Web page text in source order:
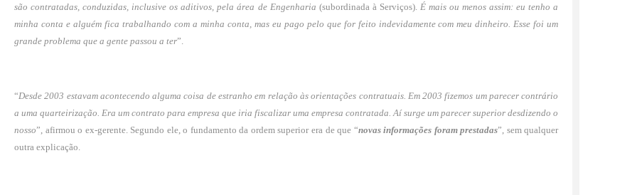
são contratadas, conduzidas, inclusive os aditivos, pela área de Engenharia (subordinada à Serviços). É mais ou menos assim: eu tenho a
minha conta e alguém fica trabalhando com a minha conta, mas eu pago pelo que for feito indevidamente com meu dinheiro. Esse foi um
grande problema que a gente passou a ter”.
“Desde 2003 estavam acontecendo alguma coisa de estranho em relação às orientações contratuais. Em 2003 fizemos um parecer contrário
a uma quarteirização. Era um contrato para empresa que iria fiscalizar uma empresa contratada. Aí surge um parecer superior desdizendo o
nosso”, afirmou o ex-gerente. Segundo ele, o fundamento da ordem superior era de que “novas informações foram prestadas”, sem qualquer
outra explicação.